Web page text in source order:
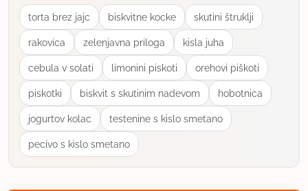
torta brez jajc biskvitne kocke skutini štruklji
rakovica zelenjavna priloga kisla juha
cebula v solati limonini piskoti orehovi piškoti
piskotki biskvit s skutinim nadevom hobotnica
jogurtov kolac testenine s kislo smetano
pecivo s kislo smetano